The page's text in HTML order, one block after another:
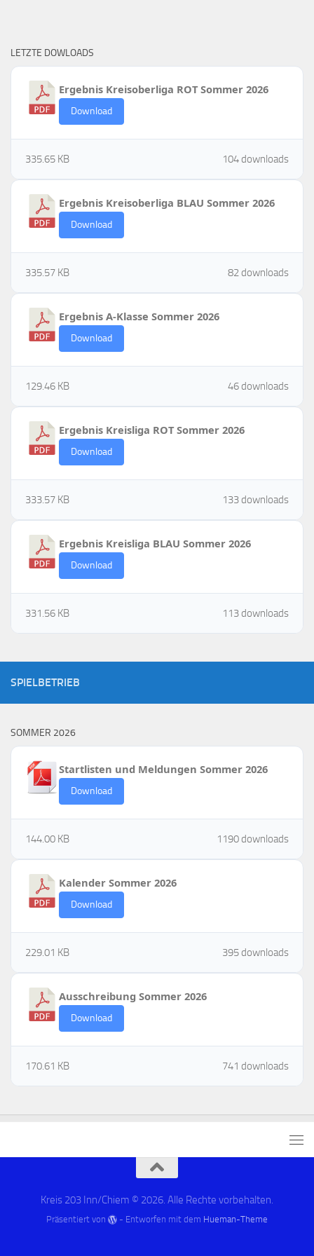
LETZTE DOWLOADS
Ergebnis Kreisoberliga ROT Sommer 2026
Download
104 downloads
335.65 KB
Ergebnis Kreisoberliga BLAU Sommer 2026
Download
82 downloads
335.57 KB
Ergebnis A-Klasse Sommer 2026
Download
46 downloads
129.46 KB
Ergebnis Kreisliga ROT Sommer 2026
Download
133 downloads
333.57 KB
Ergebnis Kreisliga BLAU Sommer 2026
Download
113 downloads
331.56 KB
SPIELBETRIEB
SOMMER 2026
Startlisten und Meldungen Sommer 2026
Download
1190 downloads
144.00 KB
Kalender Sommer 2026
Download
395 downloads
229.01 KB
Ausschreibung Sommer 2026
Download
741 downloads
170.61 KB
Kreis 203 Inn/Chiem © 2026. Alle Rechte vorbehalten.
Präsentiert von - Entworfen mit dem Hueman-Theme